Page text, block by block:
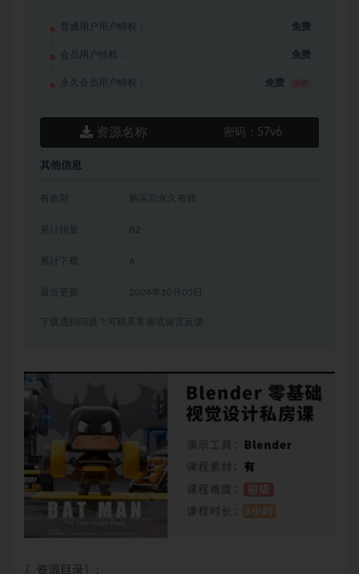
普通用户用户特权： 免费
会员用户特权： 免费
永久会员用户特权： 免费
资源名称 密码： 57v6
其他信息
有效期 购买后永久有效
累计销量 82
累计下载 6
2024年10月05日
下载遇到问题？可联系客服或留言反馈
〖资源目录〗: